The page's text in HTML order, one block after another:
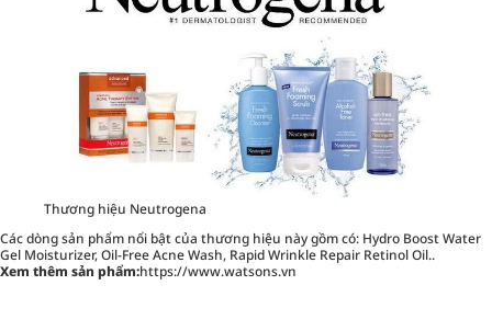
Thương hiệu Neutrogena
Các dòng sản phẩm nổi bật của thương hiệu này gồm có: Hydro Boost Water
Gel Moisturizer, Oil-Free Acne Wash, Rapid Wrinkle Repair Retinol Oil..
Xem thêm sản phẩm:https://www.watsons.vn